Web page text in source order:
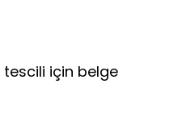
tescili için belge